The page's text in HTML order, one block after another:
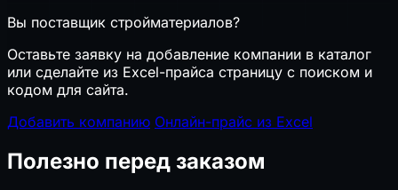
Вы поставщик стройматериалов?
Оставьте заявку на добавление компании в каталог
или сделайте из Excel-прайса страницу с поиском и
кодом для сайта.
Добавить компанию Онлайн-прайс из Excel
Полезно перед заказом